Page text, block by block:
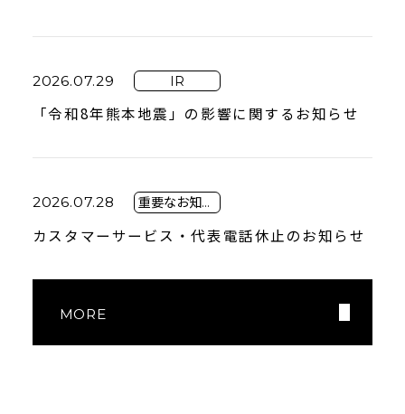
MORE
2026.07.29 IR
「令和8年熊本地震」の影響に関するお知らせ
2026.07.28 重要なお知らせ
カスタマーサービス・代表電話休止のお知らせ